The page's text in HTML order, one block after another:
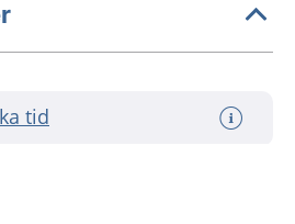
tid